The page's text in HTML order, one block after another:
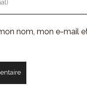
nom, mon e-mail